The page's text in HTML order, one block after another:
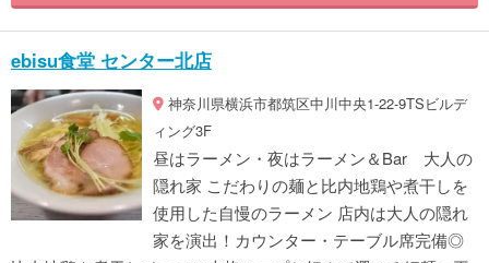
ebisu食堂 センター北店
神奈川県横浜市都筑区中川中央1-22-9TSビルデ
ィング3F
昼はラーメン・夜はラーメン＆Bar 大人の
隠れ家 こだわりの麺と比内地鶏や煮干しを
使用した自慢のラーメン 店内は大人の隠れ
家を演出！カウンター・テーブル席完備◎